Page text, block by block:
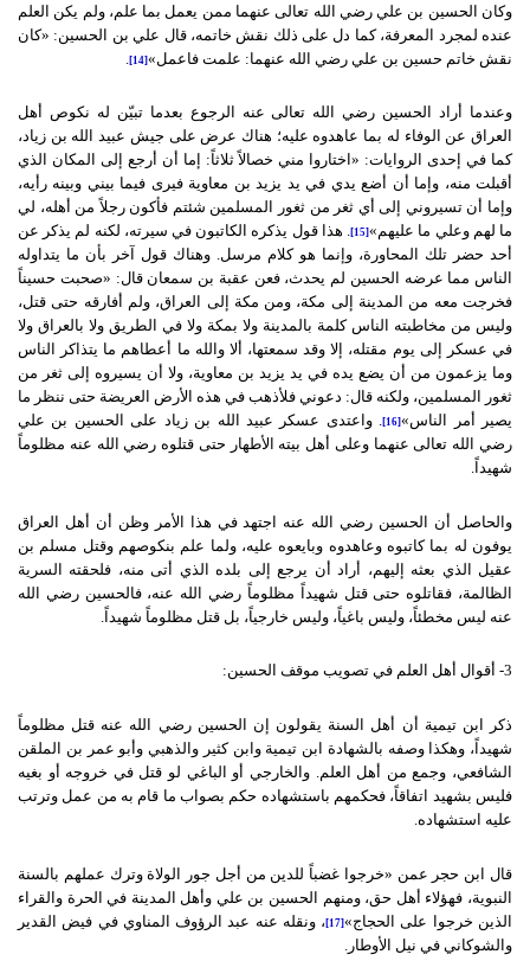
وكان الحسين بن علي رضي الله تعالى عنهما ممن يعمل بما علم، ولم يكن العلم
عنده لمجرد المعرفة، كما دل على ذلك نقش خاتمه، قال علي بن الحسين: «كان
نقش خاتم حسين بن علي رضي الله عنهما: علمت فاعمل»[14]
وعندما أراد الحسين رضي الله تعالى عنه الرجوع بعدما تبيّن له نكوص أهل
العراق عن الوفاء له بما عاهدوه عليه؛ هناك عرض على جيش عبيد الله بن زياد،
كما في إحدى الروايات: «اختاروا مني خصالاً ثلاثاً: إما أن أرجع إلى المكان الذي
أقبلت منه، وإما أن أضع يدي في يد يزيد بن معاوية فيرى فيما بيني وبينه رأيه،
وإما أن تسيروني إلى أي ثغر من ثغور المسلمين شئتم فأكون رجلاً من أهله، لي
ما لهم وعلي ما عليهم»[15]
. هذا قول يذكره الكاتبون في سيرته، لكنه لم يذكر عن
أحد حضر تلك المحاورة، وإنما هو كلام مرسل. وهناك قول آخر بأن ما يتداوله
الناس مما عرضه الحسين لم يحدث، فعن عقبة بن سمعان قال: «صحبت حسيناً
فخرجت معه من المدينة إلى مكة، ومن مكة إلى العراق، ولم أفارقه حتى قتل،
وليس من مخاطبته الناس كلمة بالمدينة ولا بمكة ولا في الطريق ولا بالعراق ولا
في عسكر إلى يوم مقتله، إلا وقد سمعتها، ألا والله ما أعطاهم ما يتذاكر الناس
وما يزعمون من أن يضع يده في يد يزيد بن معاوية، ولا أن يسيروه إلى ثغر من
ثغور المسلمين، ولكنه قال: دعوني فلأذهب في هذه الأرض العريضة حتى ننظر ما
يصير أمر الناس»[16]
. واعتدى عسكر عبيد الله بن زياد على الحسين بن علي
رضي الله تعالى عنهما وعلى أهل بيته الأطهار حتى قتلوه رضي الله عنه مظلوماً
شهيداً.
والحاصل أن الحسين رضي الله عنه اجتهد في هذا الأمر وظن أن أهل العراق
يوفون له بما كاتبوه وعاهدوه وبايعوه عليه، ولما علم بنكوصهم وقتل مسلم بن
عقيل الذي بعثه إليهم، أراد أن يرجع إلى بلده الذي أتى منه، فلحقته السرية
الظالمة، فقاتلوه حتى قتل شهيداً مظلوماً رضي الله عنه، فالحسين رضي الله
عنه ليس مخطئاً، وليس باغياً، وليس خارجياً، بل قتل مظلوماً شهيداً.
3- أقوال أهل العلم في تصويب موقف الحسين:
ذكر ابن تيمية أن أهل السنة يقولون إن الحسين رضي الله عنه قتل مظلوماً
شهيداً، وهكذا وصفه بالشهادة ابن تيمية وابن كثير والذهبي وأبو عمر بن الملقن
الشافعي، وجمع من أهل العلم. والخارجي أو الباغي لو قتل في خروجه أو بغيه
فليس بشهيد اتفاقاً، فحكمهم باستشهاده حكم بصواب ما قام به من عمل وترتب
عليه استشهاده.
قال ابن حجر عمن «خرجوا غضباً للدين من أجل جور الولاة وترك عملهم بالسنة
النبوية، فهؤلاء أهل حق، ومنهم الحسين بن علي وأهل المدينة في الحرة والقراء
الذين خرجوا على الحجاج»[17]
، ونقله عنه عبد الرؤوف المناوي في فيض القدير
والشوكاني في نيل الأوطار.